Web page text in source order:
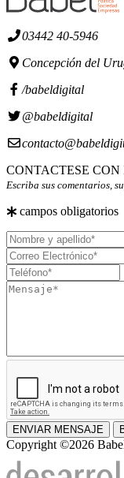
03442 40-5946
Concepción del
/babeldigital
@babeldigital
CONTACTESE CON
Escriba sus comentarios,
campos obligatorios
Nombre
y
apellido
Correo
Electrónico
Teléfono
Mensaje
ENVIAR MENSAJE
Copyright ©2026